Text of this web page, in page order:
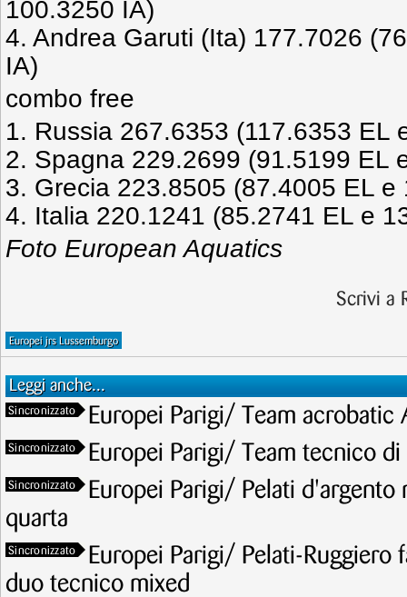
100.3250 IA)
4. Andrea Garuti (Ita) 177.7026
IA)
combo free
1. Russia 267.6353 (117.6353 EL
2. Spagna 229.2699 (91.5199 EL
3. Grecia 223.8505 (87.4005 EL e
4. Italia 220.1241 (85.2741 EL e
Foto European Aquatics
Scrivi a
Europei jrs Lussemburgo
Leggi anche...
Sincronizzato Europei Parigi/ Team acrobatic
Sincronizzato Europei Parigi/ Team tecnico
Sincronizzato
Europei Parigi/ Pelati
quarta
Sincronizzato
Europei Parigi/ Pelati-
duo tecnico mixed